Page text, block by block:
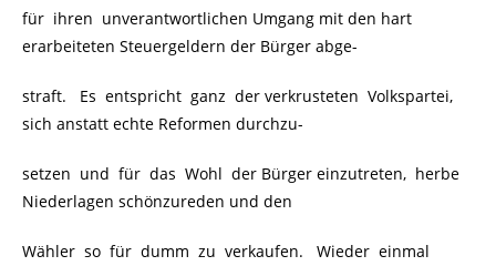
für ihren unverantwortlichen Umgang mit den hart
erarbeiteten Steuergeldern der Bürger abge-
straft. Es entspricht ganz der verkrusteten Volkspartei,
sich anstatt echte Reformen durchzu-
setzen und für das Wohl der Bürger einzutreten, herbe
Niederlagen schönzureden und den
Wähler so für dumm zu verkaufen. Wieder einmal